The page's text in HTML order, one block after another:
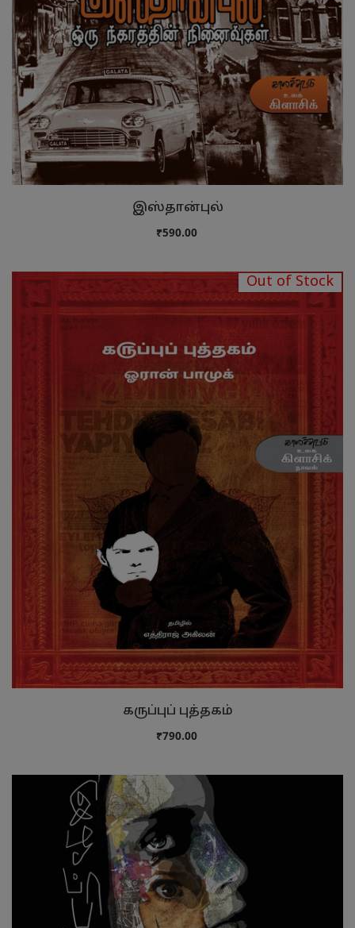
இஸ்தான்புல்
₹590.00
Out of Stock
கருப்புப் புத்தகம்
₹790.00